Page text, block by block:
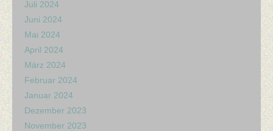
Juli 2024
Juni 2024
Mai 2024
April 2024
März 2024
Februar 2024
Januar 2024
Dezember 2023
November 2023